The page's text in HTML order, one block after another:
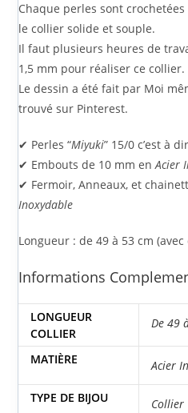
Chaque perles sont
le collier solide et souple.
Il faut plusieurs heures de
1,5 mm pour réaliser ce collier.
Le dessin a été fait par Moi
trouvé sur Pinterest.
✔ Perles “Miyuki” 15/0 c’est à
✔ Embouts de 10 mm enAcier
✔ Fermoir, Anneaux, et
Inoxydable
Longueur : de 49 à 53 cm
Informations
LONGUEUR
COLLIER
De 49
MATIÈRE Acier
TYPE DE BIJOU Collier